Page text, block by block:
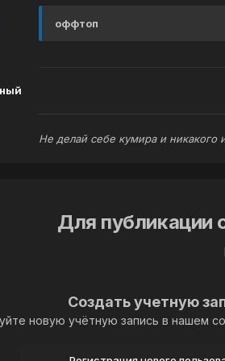
оффтоп
Не делай себе кумира и никакого
Для публикации
Создать учетную
новую учётную запись в нашем